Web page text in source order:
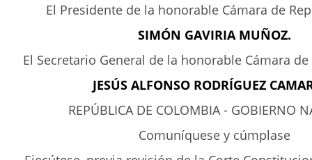
El Presidente de la honorable Cámara de
SIMÓN GAVIRIA MUÑOZ.
El Secretario General de la honorable Cámara
JESÚS ALFONSO RODRÍGUEZ
REPÚBLICA DE COLOMBIA - GOBIERNO
Comuníquese y cúmplase